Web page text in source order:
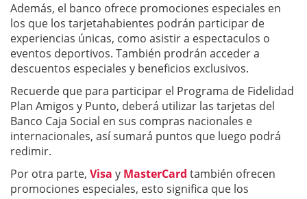
Además, el banco ofrece promociones especiales en
los que los tarjetahabientes podrán participar de
experiencias únicas, como asistir a espectaculos o
eventos deportivos. También prodrán acceder a
descuentos especiales y beneficios exclusivos.
Recuerde que para participar el Programa de Fidelidad
Plan Amigos y Punto, deberá utilizar las tarjetas del
Banco Caja Social en sus compras nacionales e
internacionales, así sumará puntos que luego podrá
redimir.
Por otra parte, Visa y MasterCard también ofrecen
promociones especiales, esto significa que los